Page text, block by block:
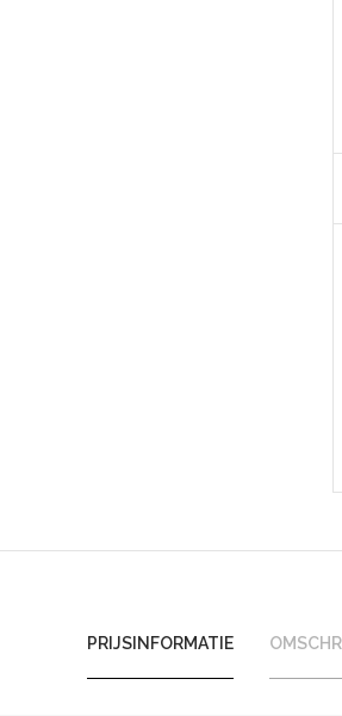
PRIJSINFORMATIE